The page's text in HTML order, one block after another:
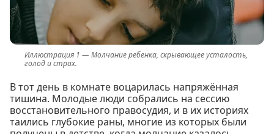
Молчание ребенка, скрывающее усталость,
голод и страх.
В тот день в комнате воцарилась напряжённая
тишина. Молодые люди собрались на сессию
восстановительного правосудия, и в их историях
таились глубокие раны, многие из которых были